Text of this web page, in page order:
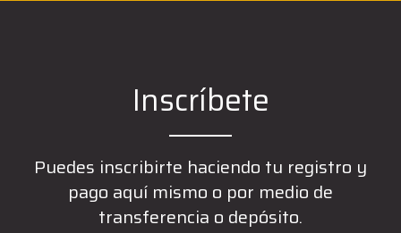
Inscríbete
Puedes inscribirte haciendo tu registro y
pago aquí mismo o por medio de
transferencia o depósito.